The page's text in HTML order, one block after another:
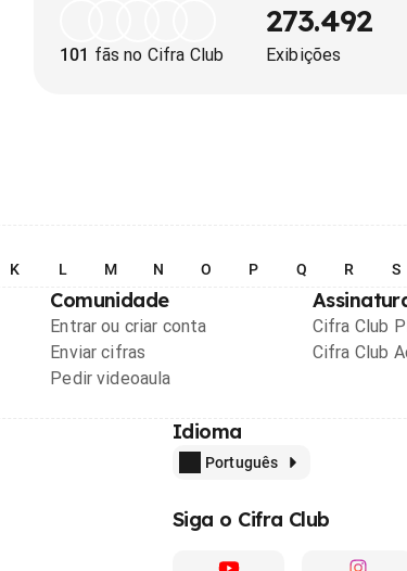
101 fãs no Cifra Club
273.492
Exibições
K L M N O P Q R S
Comunidade
Entrar ou criar conta
Enviar cifras
Pedir videoaula
Cifra Club
Cifra Club
Idioma
Português
Siga o Cifra Club